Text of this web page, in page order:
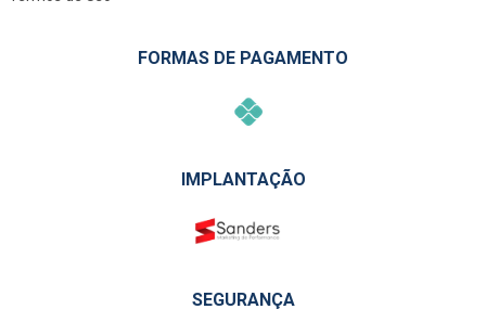
FORMAS DE PAGAMENTO
IMPLANTAÇÃO
SEGURANÇA